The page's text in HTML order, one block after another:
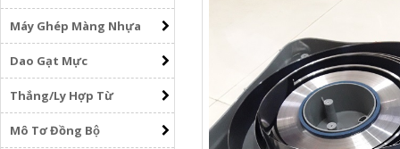
Máy Ghép Màng Nhựa
Dao Gạt Mực
Thắng/Ly Hợp Từ
Mô Tơ Đồng Bộ